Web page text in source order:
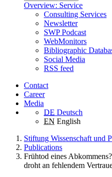
Overview: Service
Consulting Services
Newsletter
SWP Podcast
WebMonitors
Bibliographic
Social Media
RSS feed
Contact
Career
Media
DE Deutsch
EN English
Stiftung Wissenschaft und
Publications
Frühtod eines
droht an fehlendem